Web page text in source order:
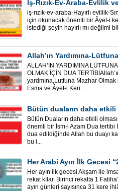
iş-rızık-ev-araba-Hayırlı evlilik-
için okunacak önemli bir Âyet-i
istediği şeyin hayırlı mı değilmi
ALLAH’IN YARDIMINA
OLMAK İÇİN DUA
yardmına,Lutfuna Mazhar
Esma ve Âyet-i Keri...
Bütün Duaların daha etkili
önemli bir İsm-i Azam Dua tertibi
dua edildiğinde Allah bu duayı
bu i...
Her ayın ilk gecesi Akşam ile
rekat kılar. Birinci rekatta 1
ayın günleri sayısınca 31 kere